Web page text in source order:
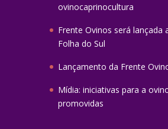
ovinocaprinocultura
Frente Ovinos será lançada
Folha do Sul
Lançamento da Frente
Mídia: iniciativas para a
promovidas